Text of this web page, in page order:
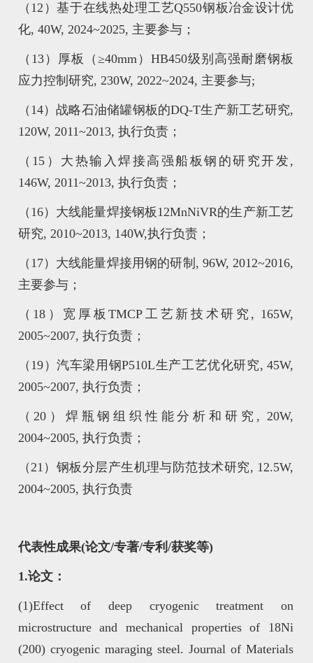
（12）基于在线热处理工艺Q550钢板冶金设计优
化, 40W, 2024~2025, 主要参与；
（13）厚板（≥40mm）HB450级别高强耐磨钢板
应力控制研究, 230W, 2022~2024, 主要参与;
（14）战略石油储罐钢板的DQ-T生产新工艺研究,
120W, 2011~2013, 执行负责；
（15）大热输入焊接高强船板钢的研究开发,
146W, 2011~2013, 执行负责；
（16）大线能量焊接钢板12MnNiVR的生产新工艺
研究, 2010~2013, 140W,执行负责；
（17）大线能量焊接用钢的研制, 96W, 2012~2016,
主要参与；
（18）宽厚板TMCP工艺新技术研究, 165W,
2005~2007, 执行负责；
（19）汽车梁用钢P510L生产工艺优化研究, 45W,
2005~2007, 执行负责；
（20）焊瓶钢组织性能分析和研究, 20W,
2004~2005, 执行负责；
（21）钢板分层产生机理与防范技术研究, 12.5W,
2004~2005, 执行负责
代表性成果(论文/专著/专利/获奖等)
1.论文：
(1)Effect of deep cryogenic treatment on
microstructure and mechanical properties of 18Ni
(200) cryogenic maraging steel. Journal of Materials